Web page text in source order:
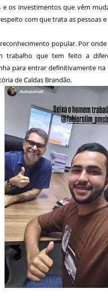
e os investimentos que vêm
com que trata as pessoas
popular. Por
trabalho que tem feito a
para entrar definitivamente
de Caldas Brandão.